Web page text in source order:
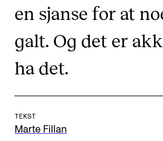
CERM
CREMAH
en sjanse for at
galt. Og det er
ha det.
TEKST
Marte Fillan